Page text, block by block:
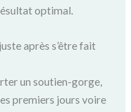
optimal.
après s’être fait
un soutien-gorge,
premiers jours voire